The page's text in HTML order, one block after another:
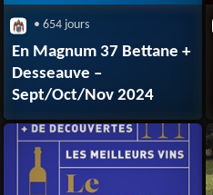
• 654 jours
En Magnum 37 Bettane +
Desseauve –
Sept/Oct/Nov 2024